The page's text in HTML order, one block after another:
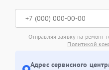
Отправляя заявку на ремонт
Политикой
Адрес сервисного